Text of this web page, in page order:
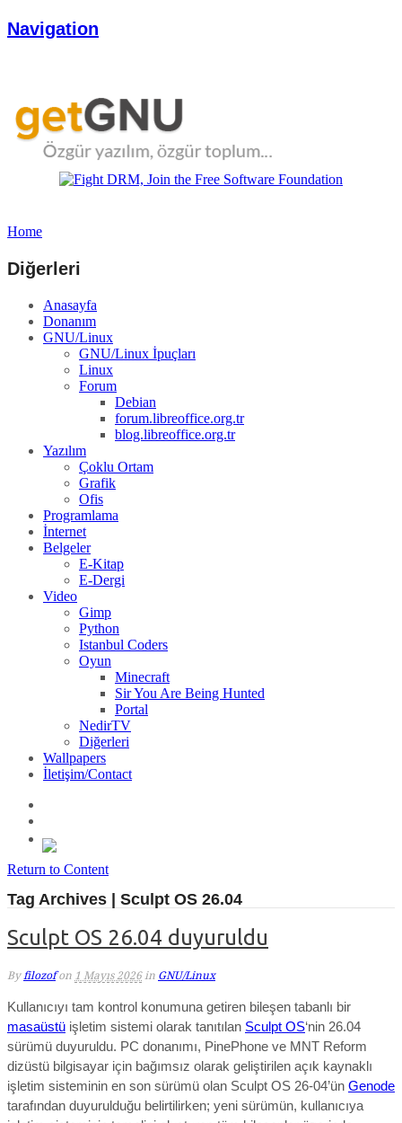
Navigation
Home
Diğerleri
Anasayfa
Donanım
GNU/Linux
GNU/Linux İpuçları
Linux
Forum
Debian
forum.libreoffice.org.tr
blog.libreoffice.org.tr
Yazılım
Çoklu Ortam
Grafik
Ofis
Programlama
İnternet
Belgeler
E-Kitap
E-Dergi
Video
Gimp
Python
Istanbul Coders
Oyun
Minecraft
Sir You Are Being Hunted
Portal
NedirTV
Diğerleri
Wallpapers
İletişim/Contact
Return to Content
Tag Archives | Sculpt OS 26.04
Sculpt OS 26.04 duyuruldu
By filozof on 1 Mayıs 2026 in GNU/Linux
Kullanıcıyı tam kontrol konumuna getiren bileşen tabanlı bir
masaüstü işletim sistemi olarak tanıtılan Sculpt OS‘nin 26.04
sürümü duyuruldu. PC donanımı, PinePhone ve MNT Reform
dizüstü bilgisayar için bağımsız olarak geliştirilen açık kaynaklı
işletim sisteminin en son sürümü olan Sculpt OS 26-04’ün Genode
tarafından duyurulduğu belirtilirken; yeni sürümün, kullanıcıya